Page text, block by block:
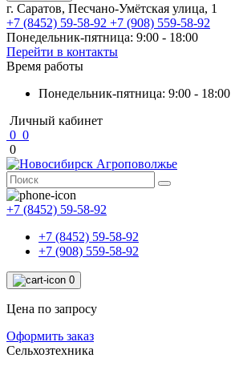
г. Саратов, Песчано-Умётская улица, 1
+7 (8452) 59-58-92 +7 (908) 559-58-92
Понедельник-пятница: 9:00 - 18:00
Перейти в контакты
Время работы
Понедельник-пятница: 9:00 - 18:00
Личный кабинет
0 0
0
+7 (8452) 59-58-92
+7 (8452) 59-58-92
+7 (908) 559-58-92
0
Цена по запросу
Оформить заказ
Сельхозтехника